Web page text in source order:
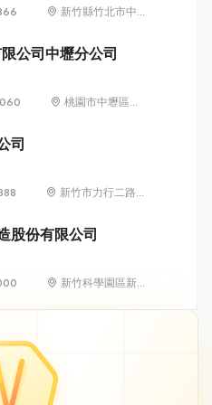
新竹縣竹北市中
號10樓之6
公司中壢分公司
桃園市中壢區中
司
新竹市力行二路3
區）
股份有限公司
新竹科學園區新